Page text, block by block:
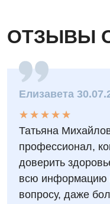
ОТЗЫВЫ
Елизавета
★
★
★
★
★
★ ★ ★ ★ ★
Татьяна
профессионал,
доверить
всю информацию
вопросу, даже